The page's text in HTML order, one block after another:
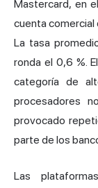
Mastercard, en
cuenta comercial
La tasa
ronda el 0,6 %.
categoría de
procesadores
provocado
parte de los
Las